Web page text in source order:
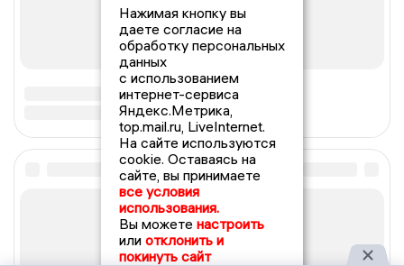
Нажимая кнопку вы
даете согласие на
обработку персональных
данных
с использованием
интернет-сервиса
Яндекс.Метрика,
top.mail.ru, LiveInternet.
На сайте используются
cookie. Оставаясь на
сайте, вы принимаете
все условия
использования.
Вы можете настроить
или отклонить и
покинуть сайт